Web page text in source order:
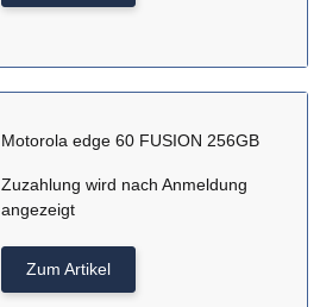
Motorola edge 60 FUSION 256GB
Zuzahlung wird nach Anmeldung
angezeigt
Zum Artikel